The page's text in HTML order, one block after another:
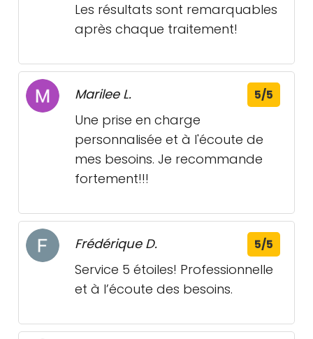
Les résultats sont remarquables
après chaque traitement!
Marilee L. 5/5
Une prise en charge
personnalisée et à l'écoute de
mes besoins. Je recommande
fortement!!!
Frédérique D. 5/5
Service 5 étoiles! Professionnelle
et à l’écoute des besoins.